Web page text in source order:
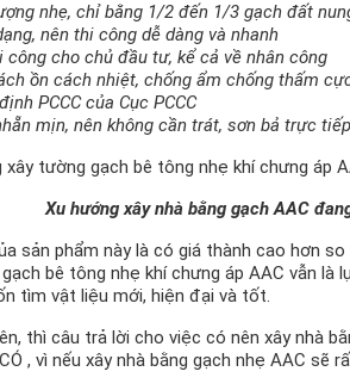
nhẹ, chỉ bằng 1/2 đến 1/3 gạch đất
nên thi công dễ dàng và nhanh
công cho chủ đầu tư, kể cả về nhân công
ồn cách nhiệt, chống ẩm chống thấm
PCCC của Cục PCCC
mịn, nên không cần trát, sơn bả trực
Xu hướng xây nhà bằng gạch AAC
sản phẩm này là có giá thành cao hơn
bê tông nhẹ khí chưng áp AAC vẫn là
tìm vật liệu mới, hiện đại và tốt.
thì câu trả lời cho việc có nên xây nhà
, vì nếu xây nhà bằng gạch nhẹ AAC sẽ